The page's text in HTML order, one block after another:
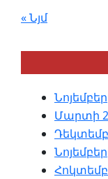
« Նյմ
Մարտի